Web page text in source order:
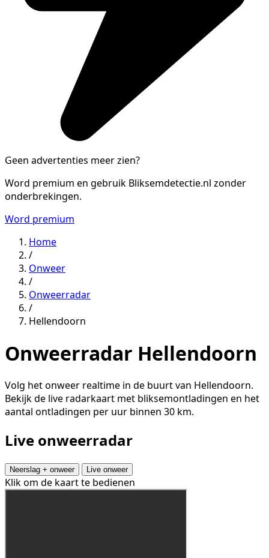
Geen advertenties meer zien?
Word premium en gebruik Bliksemdetectie.nl zonder
onderbrekingen.
Word premium
Home
/
Onweer
/
Onweerradar
/
Hellendoorn
Onweerradar Hellendoorn
Volg het onweer realtime in de buurt van Hellendoorn.
Bekijk de live radarkaart met bliksemontladingen en het
aantal ontladingen per uur binnen 30 km.
Live onweerradar
Neerslag + onweer Live onweer
Klik om de kaart te bedienen